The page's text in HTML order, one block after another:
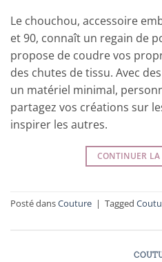
Le chouchou, accessoire
et 90, connaît un regain de
propose de coudre vos
des chutes de tissu. Avec
un matériel minimal,
partagez vos créations sur
inspirer les autres.
CONTINUER LA
Posté dansCouture | Tagged